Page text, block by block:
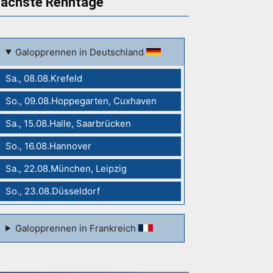
Galopprennen in Deutschland
Sa., 08.08.Krefeld
So., 09.08.Hoppegarten, Cuxhaven
Sa., 15.08.Halle, Saarbrücken
So., 16.08.Hannover
Sa., 22.08.München, Leipzig
So., 23.08.Düsseldorf
Galopprennen in Frankreich